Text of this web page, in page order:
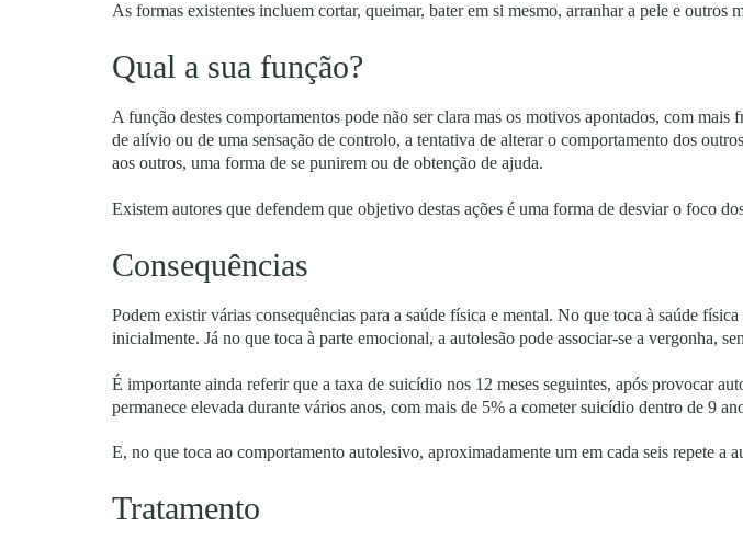
As formas existentes incluem cortar, queimar, bater em si mesmo, arranhar a pele e outros
Qual a sua função?
A função destes comportamentos pode não ser clara mas os motivos apontados, com
de alívio ou de uma sensação de controlo, a tentativa de alterar o comportamento dos
aos outros, uma forma de se punirem ou de obtenção de ajuda.
Existem autores que defendem que objetivo destas ações é uma forma de desviar o foco
Consequências
Podem existir várias consequências para a saúde física e mental. No que toca à saúde
inicialmente. Já no que toca à parte emocional, a autolesão pode associar-se a vergonha,
É importante ainda referir que a taxa de suicídio nos 12 meses seguintes, após provocar
permanece elevada durante vários anos, com mais de 5% a cometer suicídio dentro de 9
E, no que toca ao comportamento autolesivo, aproximadamente um em cada seis repete a
Tratamento